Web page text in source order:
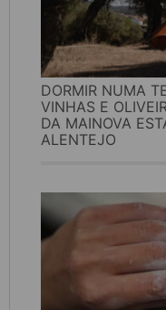
DORMIR NUMA
VINHAS E
DA MAINOVA
ALENTEJO